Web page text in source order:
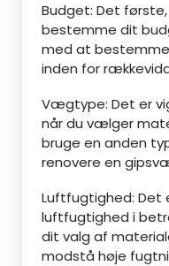
Budget: Det
bestemme dit
med at
inden for
Vægtype: Det er
når du vælger
bruge en anden
renovere en
Luftfugtighed:
luftfugtighed i
dit valg af
modstå høje